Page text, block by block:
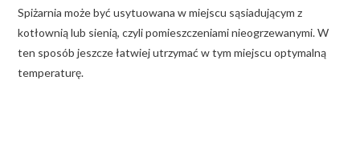
Spiżarnia może być usytuowana w miejscu sąsiadującym z
kotłownią lub sienią, czyli pomieszczeniami nieogrzewanymi. W
ten sposób jeszcze łatwiej utrzymać w tym miejscu optymalną
temperaturę.